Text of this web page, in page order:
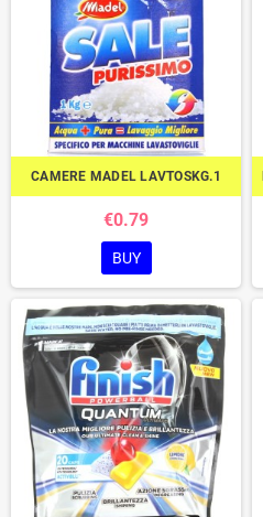
CAMERE MADEL LAVTOSKG.1
€0.79
BUY